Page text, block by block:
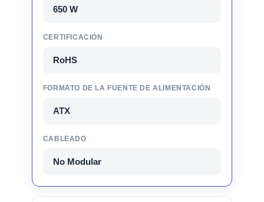
650 W
CERTIFICACIÓN
RoHS
FORMATO DE LA FUENTE DE ALIMENTACIÓN
ATX
CABLEADO
No Modular